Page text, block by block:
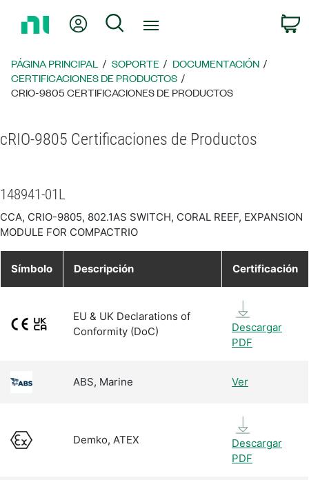
página
principal
Mi cuentaBúsqueda
PÁGINA PRINCIPAL SOPORTE
DOCUMENTACIÓN
CERTIFICACIONES DE PRODUCTOS
CRIO-9805 CERTIFICACIONES DE PRODUCTOS
cRIO-9805 Certificaciones de Productos
148941-01L
CCA, CRIO-9805, 802.1AS SWITCH, CORAL REEF, EXPANSION
MODULE FOR COMPACTRIO
Símbolo Descripción Certificación
EU & UK Declarations of
Conformity (DoC)
Descargar
PDF
ABS, Marine Ver
Demko, ATEX
Descargar
PDF